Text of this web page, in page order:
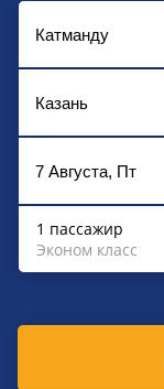
1 пассажир
Эконом класс